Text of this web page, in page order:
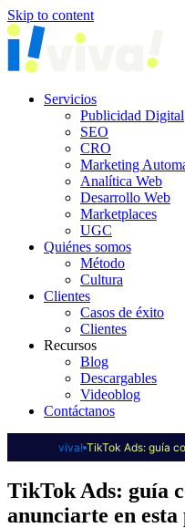
Skip to content
Servicios
Publicidad Digital
SEO
CRO
Marketing
Analítica Web
Desarrollo Web
Marketplaces
UGC
Quiénes somos
Método
Cultura
Clientes
Casos de éxito
Clientes
Recursos
Blog
Descargables
Videoblog
Contáctanos
viva! TikTok Ads: guía
TikTok Ads: guía
anunciarte en